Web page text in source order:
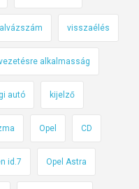
alvázszám visszaélés
alkalmasság
autó kijelző
Opel CD
id.7 Opel Astra